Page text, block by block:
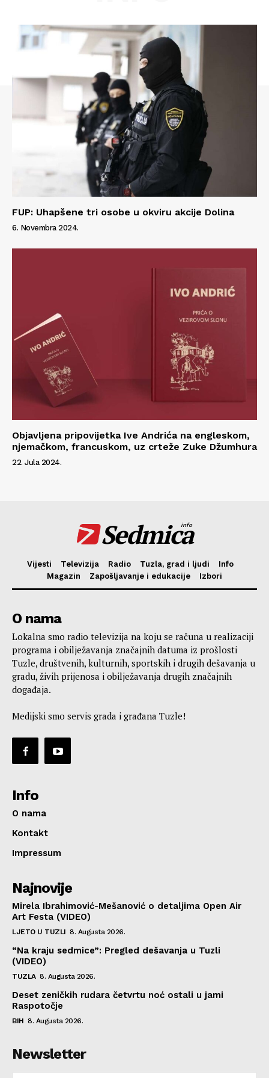
FUP: Uhapšene tri osobe u okviru akcije Dolina
6. Novembra 2024.
Objavljena pripovijetka Ive Andrića na engleskom,
njemačkom, francuskom, uz crteže Zuke Džumhura
22. Jula 2024.
Sedmica
info
Vijesti Televizija Radio Tuzla, grad i ljudi
Info
Magazin
Zapošljavanje i edukacije Izbori
O nama
Lokalna smo radio televizija na koju se računa u realizaciji
programa i obilježavanja značajnih datuma iz prošlosti
Tuzle, društvenih, kulturnih, sportskih i drugih dešavanja u
gradu, živih prijenosa i obilježavanja drugih značajnih
događaja.
Medijski smo servis grada i građana Tuzle!
Info
O nama
Kontakt
Impressum
Najnovije
Mirela Ibrahimović-Mešanović o detaljima Open Air
Art Festa (VIDEO)
LJETO U TUZLI 8. Augusta 2026.
“Na kraju sedmice”: Pregled dešavanja u Tuzli
(VIDEO)
TUZLA 8. Augusta 2026.
Deset zeničkih rudara četvrtu noć ostali u jami
Raspotočje
BIH 8. Augusta 2026.
Newsletter